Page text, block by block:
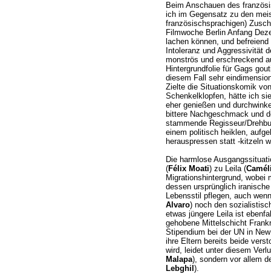
Beim Anschauen des
ich im Gegensatz zu den
französischsprachigen)
Filmwoche Berlin Anfang
lachen können, und
Intoleranz und Aggressivität
monströs und erschreckend
Hintergrundfolie für Gags
diesem Fall sehr
Zielte die Situationskomik
Schenkelklopfen, hätte ich
eher genießen und
bittere Nachgeschmack und
stammende Regisseur/
einem politisch heiklen,
herauspressen statt -kitzeln
Die harmlose
(Félix Moati) zu Leila (
Migrationshintergrund, wobei
dessen ursprünglich
Lebensstil pflegen, auch
Alvaro) noch den
etwas jüngere Leila ist
gehobene Mittelschicht
Stipendium bei der UN in
ihre Eltern bereits beide
wird, leidet unter diesem
Malapa), sondern vor allem
Lebghil ).